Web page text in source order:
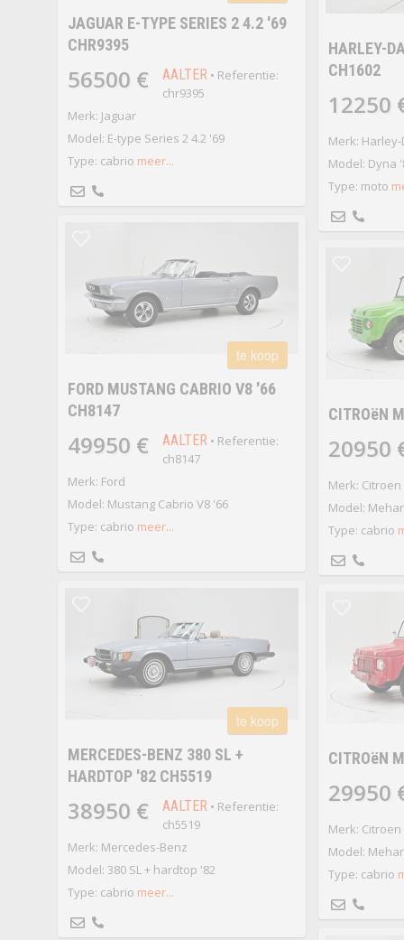
HARLEY-
CH1602
12250
Merk:
Model: Dyna
Type: moto
JAGUAR E-TYPE SERIES 2 4.2 '69
CHR9395
56500 € AALTER• Referentie:
chr9395
Merk: Jaguar
Model: E-type Series 2 4.2 '69
Type: cabrio meer...
te koop
FORD MUSTANG CABRIO V8 '66
CH8147
49950 € AALTER• Referentie:
ch8147
Merk: Ford
Model: Mustang Cabrio V8 '66
Type: cabrio meer...
CITROëN
20950
Merk: Citroen
Model:
Type: cabrio
te koop
MERCEDES-BENZ 380 SL +
HARDTOP '82 CH5519
38950 € AALTER• Referentie:
ch5519
Merk: Mercedes-Benz
Model: 380 SL + hardtop '82
Type: cabrio meer...
CITROëN
29950
Merk: Citroen
Model:
Type: cabrio